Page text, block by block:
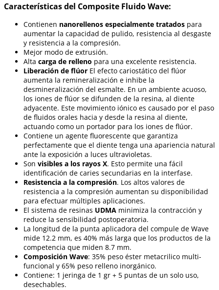
Características del Composite Fluido Wave:
Contienen nanorellenos especialmente tratados para
aumentar la capacidad de pulido, resistencia al desgaste
y resistencia a la compresión.
Mejor modo de extrusión.
Alta carga de relleno para una excelente resistencia.
Liberación de flúor El efecto cariostático del flúor
aumenta la remineralización e inhibe la
desmineralización del esmalte. En un ambiente acuoso,
los iones de flúor se difunden de la resina, al diente
adyacente. Este movimiento iónico es causado por el paso
de fluidos orales hacia y desde la resina al diente,
actuando como un portador para los iones de flúor.
Contiene un agente fluorescente que garantiza
perfectamente que el diente tenga una apariencia natural
ante la exposición a luces ultravioletas.
Son visibles a los rayos X. Esto permite una fácil
identificación de caries secundarias en la interfase.
Resistencia a la compresión. Los altos valores de
resistencia a la compresión aumentan su disponibilidad
para efectuar múltiples aplicaciones.
El sistema de resinas UDMA minimiza la contracción y
reduce la sensibilidad postoperatoria.
La longitud de la punta aplicadora del compule de Wave
mide 12.2 mm, es 40% más larga que los productos de la
competencia que miden 8.7 mm.
Composición Wave: 35% peso éster metacrilico multi-
funcional y 65% peso relleno inorgánico.
Contiene: 1 jeringa de 1 gr + 5 puntas de un solo uso,
desechables.